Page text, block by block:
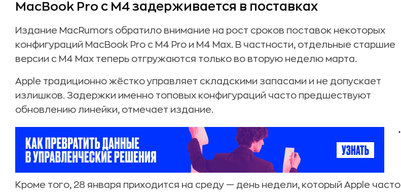
MacBook Pro с M4 задерживается в поставках
Издание MacRumors обратило внимание на рост сроков поставок некоторых
конфигураций MacBook Pro с M4 Pro и M4 Max. В частности, отдельные старшие
версии с M4 Max теперь отгружаются только во вторую неделю марта.
Apple традиционно жёстко управляет складскими запасами и не допускает
излишков. Задержки именно топовых конфигураций часто предшествуют
обновлению линейки, отмечает издание.
Кроме того, 28 января приходится на среду — день недели, который Apple часто